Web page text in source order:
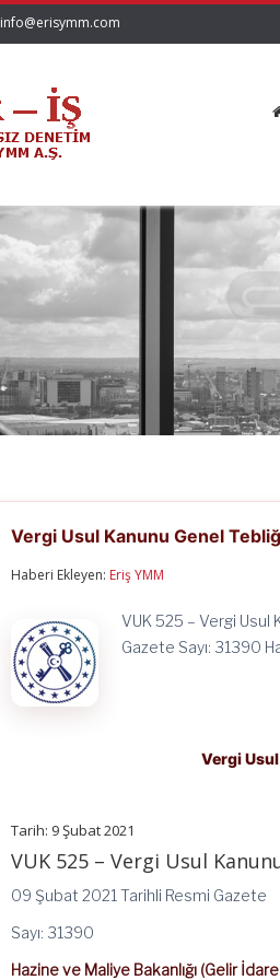
info@erisymm.com
Vergi Usul Kanunu Genel
Haberi Ekleyen: Eriş YMM
VUK 525 – Vergi Usul
Gazete Sayı: 31390
Vergi
Tarih: 9 Şubat 2021
VUK 525 – Vergi Usul
09 Şubat 2021 Tarihli Resmi Gazete
Sayı: 31390
Hazine ve Maliye Bakanlığı (Gelir